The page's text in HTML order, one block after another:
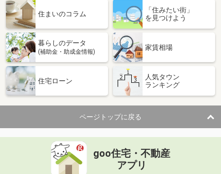
住まいのコラム
「住みたい街」
を見つけよう
暮らしのデータ
(補助金・助成金情報)
家賃相場
住宅ローン
人気タウン
ランキング
ページトップに戻る
goo住宅・不動産
アプリ